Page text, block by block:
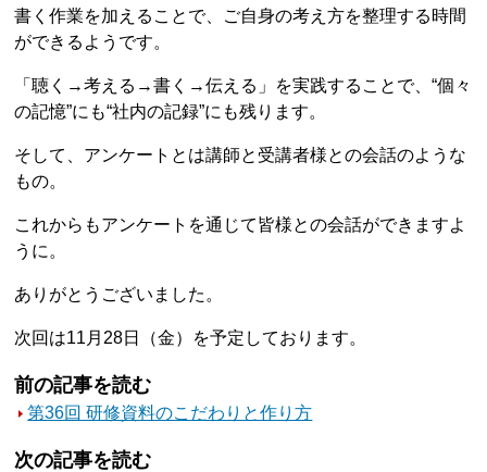
書く作業を加えることで、ご自身の考え方を整理する時間
ができるようです。
「聴く→考える→書く→伝える」を実践することで、“個々
の記憶”にも“社内の記録”にも残ります。
そして、アンケートとは講師と受講者様との会話のような
もの。
これからもアンケートを通じて皆様との会話ができますよ
うに。
ありがとうございました。
次回は11月28日（金）を予定しております。
前の記事を読む
第36回 研修資料のこだわりと作り方
次の記事を読む